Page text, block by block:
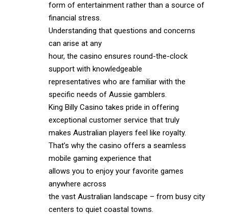
form of entertainment rather than a source of
financial stress.
Understanding that questions and concerns
can arise at any
hour, the casino ensures round-the-clock
support with knowledgeable
representatives who are familiar with the
specific needs of Aussie gamblers.
King Billy Casino takes pride in offering
exceptional customer service that truly
makes Australian players feel like royalty.
That’s why the casino offers a seamless
mobile gaming experience that
allows you to enjoy your favorite games
anywhere across
the vast Australian landscape – from busy city
centers to quiet coastal towns.